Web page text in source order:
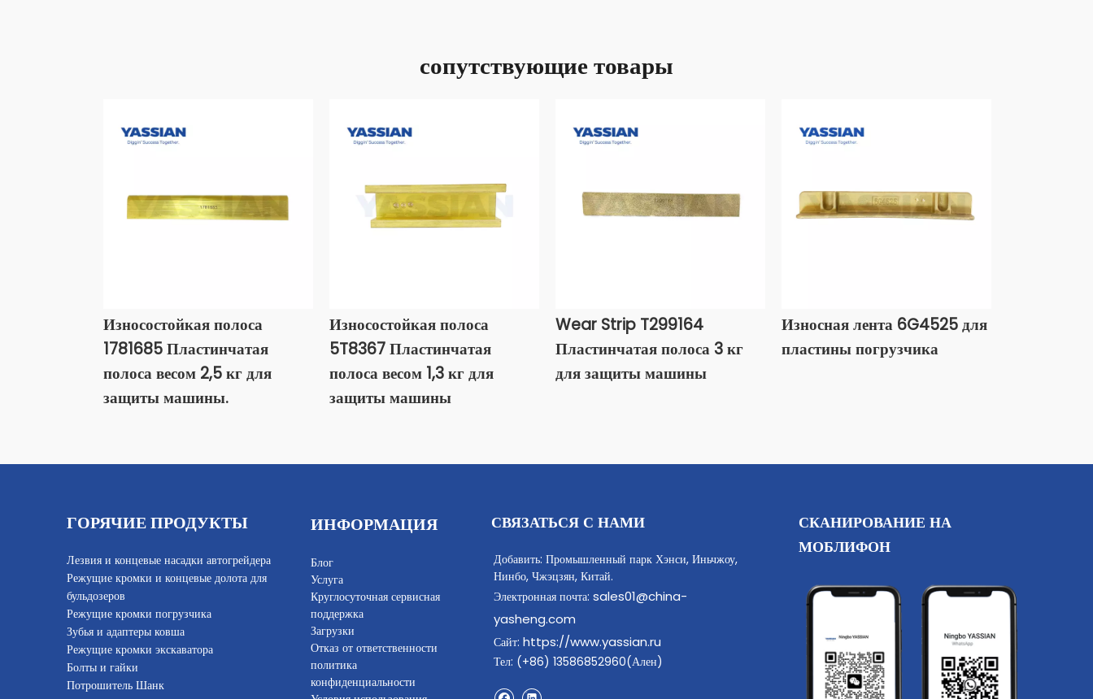
сопутствующие товары
Износостойкая полоса
1781685 Пластинчатая
полоса весом 2,5 кг для
защиты машины.
Износостойкая полоса
5T8367 Пластинчатая
полоса весом 1,3 кг для
защиты машины
Wear Strip T299164
Пластинчатая полоса 3 кг
для защиты машины
Износная лента 6G4525 для
пластины погрузчика
ГОРЯЧИЕ ПРОДУКТЫ
Лезвия и концевые насадки автогрейдера
Режущие кромки и концевые долота для
бульдозеров
Режущие кромки погрузчика
Зубья и адаптеры ковша
Режущие кромки экскаватора
Болты и гайки
Потрошитель Шанк
ИНФОРМАЦИЯ
Блог
Услуга
Круглосуточная сервисная
поддержка
Загрузки
Отказ от ответственности
политика
конфиденциальности
СВЯЗАТЬСЯ С НАМИ
Добавить: Промышленный парк Хэнси, Иньчжоу,
Нинбо, Чжэцзян, Китай.
Электронная почта: sales01@china-
yasheng.com
Сайт: https://www.yassian.ru
Тел: (+86) 13586852960(Ален)
СКАНИРОВАНИЕ НА
МОБЛИФОН